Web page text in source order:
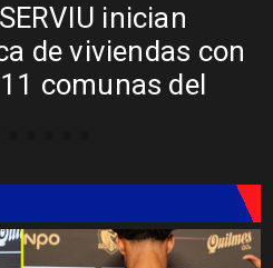
apoyo a
para costear
de niño
Corto